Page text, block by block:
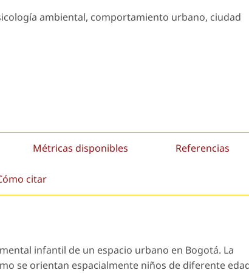
ambiental, comportamiento urbano, ciudad
Métricas disponibles Referencias
citar
infantil de un espacio urbano en Bogotá. La
se orientan espacialmente niños de diferente